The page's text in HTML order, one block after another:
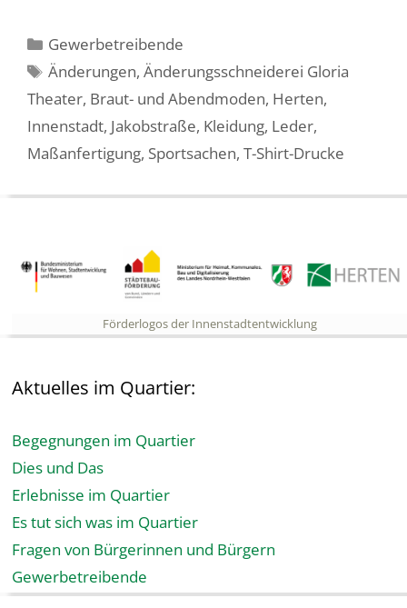
Kategorien
Gewerbetreibende
Schlagwörter
Änderungen,Änderungsschneiderei Gloria
Theater, Braut- und Abendmoden, Herten,
Innenstadt, Jakobstraße, Kleidung, Leder,
Maßanfertigung, Sportsachen, T-Shirt-Drucke
Förderlogos der Innenstadtentwicklung
Aktuelles im Quartier:
Begegnungen im Quartier
Dies und Das
Erlebnisse im Quartier
Es tut sich was im Quartier
Fragen von Bürgerinnen und Bürgern
Gewerbetreibende